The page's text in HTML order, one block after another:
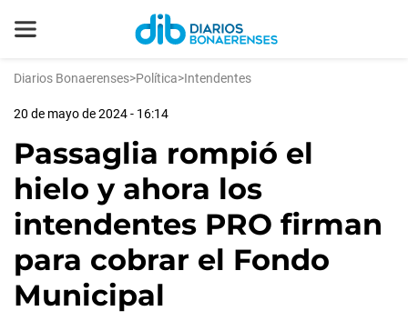
Diarios Bonaerenses>Política>Intendentes
20 de mayo de 2024 - 16:14
Passaglia rompió el
hielo y ahora los
intendentes PRO firman
para cobrar el Fondo
Municipal